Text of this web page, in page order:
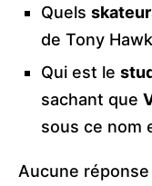
Quels
de Tony
Qui est le
sachant que
sous ce nom
Aucune